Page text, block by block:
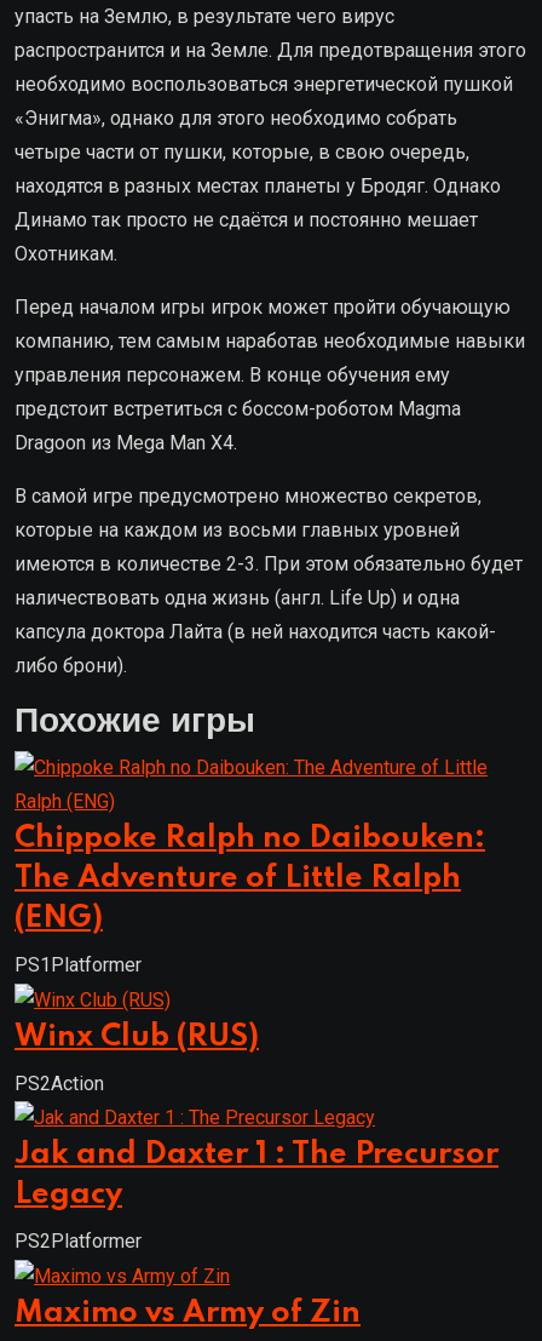
упасть на Землю, в результате чего вирус
распространится и на Земле. Для предотвращения этого
необходимо воспользоваться энергетической пушкой
«Энигма», однако для этого необходимо собрать
четыре части от пушки, которые, в свою очередь,
находятся в разных местах планеты у Бродяг. Однако
Динамо так просто не сдаётся и постоянно мешает
Охотникам.
Перед началом игры игрок может пройти обучающую
компанию, тем самым наработав необходимые навыки
управления персонажем. В конце обучения ему
предстоит встретиться с боссом-роботом Magma
Dragoon из Mega Man X4.
В самой игре предусмотрено множество секретов,
которые на каждом из восьми главных уровней
имеются в количестве 2-3. При этом обязательно будет
наличествовать одна жизнь (англ. Life Up) и одна
капсула доктора Лайта (в ней находится часть какой-
либо брони).
Похожие игры
Chippoke Ralph no Daibouken:
The Adventure of Little Ralph
(ENG)
PS1Platformer
Winx Club (RUS)
PS2Action
Jak and Daxter 1 : The Precursor
Legacy
PS2 Platformer
Maximo vs Army of Zin